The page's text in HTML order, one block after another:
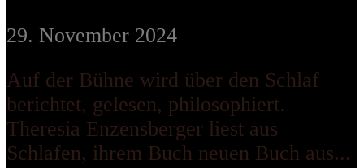
29. November 2024
Auf der Bühne wird über den Schlaf
berichtet, gelesen, philosophiert.
Theresia Enzensberger liest aus
Schlafen, ihrem Buch neuen Buch aus...